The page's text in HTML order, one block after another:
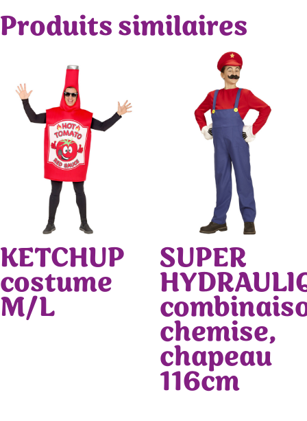
Produits similaires
KETCHUP
costume
M/L
SUPER
chemise,
chapeau
116cm